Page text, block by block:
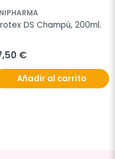
DS Champú, 200ml.
€
Añadir al carrito